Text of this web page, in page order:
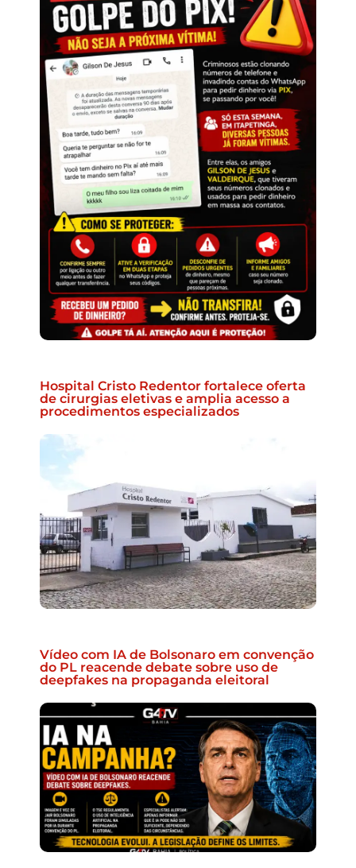
Hospital Cristo Redentor fortalece oferta
de cirurgias eletivas e amplia acesso a
procedimentos especializados
Vídeo com IA de Bolsonaro em convenção
do PL reacende debate sobre uso de
deepfakes na propaganda eleitoral